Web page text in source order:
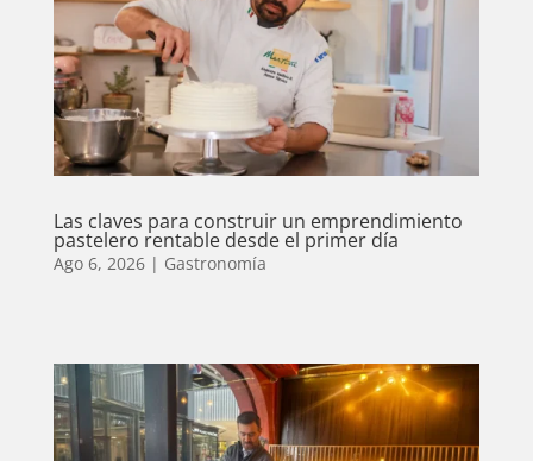
Las claves para construir un emprendimiento
pastelero rentable desde el primer día
Ago 6, 2026| Gastronomía